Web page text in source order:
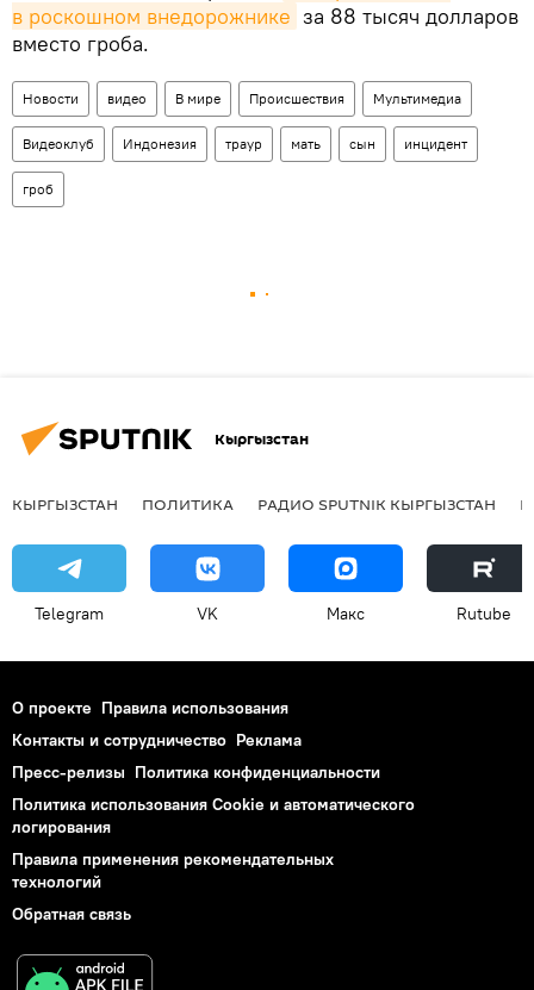
в роскошном внедорожнике за 88 тысяч долларов
вместо гроба.
Новости видео В мире Происшествия Мультимедиа
Видеоклуб Индонезия траур мать сын инцидент
гроб
Кыргызстан
КЫРГЫЗСТАН ПОЛИТИКА РАДИО SPUTNIK КЫРГЫЗСТАН
Telegram VK Макс Rutube
О проекте Правила использования
Контакты и сотрудничество Реклама
Пресс-релизы Политика конфиденциальности
Политика использования Cookie и автоматического
логирования
Правила применения рекомендательных
технологий
Обратная связь